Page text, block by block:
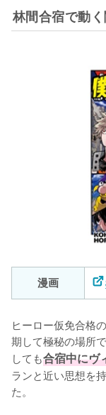
林間合宿で動
漫画
ヒーロー仮免合格
期して極秘の場所
しても合宿中にヴ
ランと近い思想を
た。